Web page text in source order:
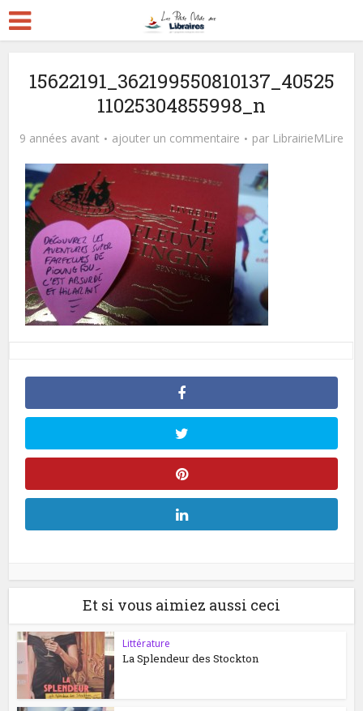
15622191_362199550810137_40525
11025304855998_n
9 années avant ajouter un commentaire par LibrairieMLire
Et si vous aimiez aussi ceci
Littérature
La Splendeur des Stockton